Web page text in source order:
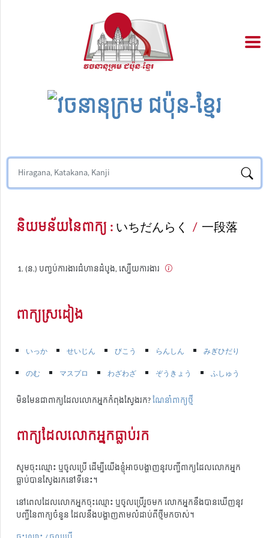
និយមន័យនៃពាក្យ :いちだんらく / 一段落
(ន.) បញ្ចប់ការងារជំហានដំបូង, ស្បើយការងារ
ពាក្យស្រដៀង
いっか せいじん びこう らんしん
みぎひだり
のむ
マスプロ わざわざ ぞうきょう ふしゅう
មិនមែនជាពាក្យដែលលោកអ្នកកំពុងស្វែងរក?ណែនាំពាក្យថ្មី
ពាក្យដែលលោកអ្នកធ្លាប់រក
សូមចុះឈ្មោះ ឬចូលប្រើ ដើម្បីយើងខ្ញុំអាចបង្ហាញនូវបញ្ជីពាក្យដែលលោកអ្នក
ធ្លាប់បានស្វែងរកនៅទីនេះ។
នៅពេលដែលលោកអ្នកចុះឈ្មោះ ឬចូលប្រើរួចមក លោកអ្នកនឹងបានឃើញនូវ
បញ្ជីនៃពាក្យចំនួន ដែលនឹងបង្ហាញតាមលំដាប់ពីថ្មីមកចាស់។